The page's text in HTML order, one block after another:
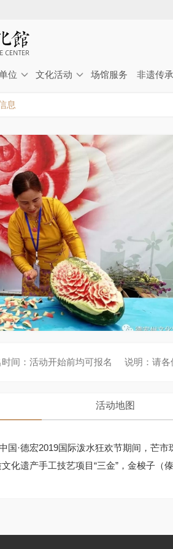
位 文化活动 场馆服务 非遗传承
息
间： 活动开始前均可报名 说明： 请各
活动地图
国·德宏2019国际泼水狂欢节期间，芒
化遗产手工技艺项目“三金”，金梭子